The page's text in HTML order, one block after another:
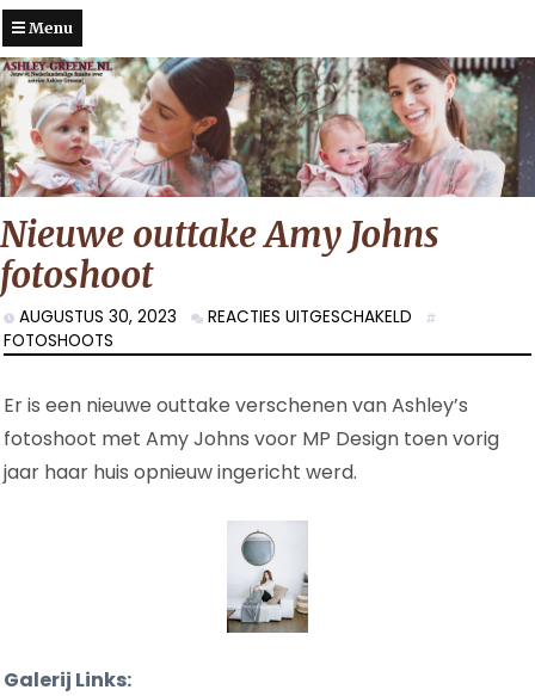
Menu
Nieuwe outtake Amy Johns
fotoshoot
AUGUSTUS 30, 2023 REACTIES UITGESCHAKELD VOOR
OUTTAKE
JOHNS
FOTOSHOOT
FOTOSHOOTS
Er is een nieuwe outtake verschenen van Ashley’s
fotoshoot met Amy Johns voor MP Design toen vorig
jaar haar huis opnieuw ingericht werd.
Galerij Links: